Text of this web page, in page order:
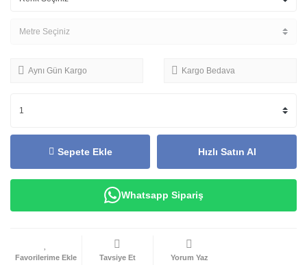
Aynı Gün Kargo Kargo Bedava
Sepete Ekle Hızlı Satın Al
Whatsapp Sipariş
Tavsiye Et Yorum Yaz